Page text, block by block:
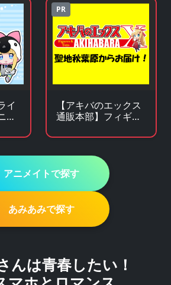
イ
PR
【アキバのエックス
通販本部】フィギュ
ッズがアキバ価格で
アニメイトで探す
あみあみで探す
んは青春したい！